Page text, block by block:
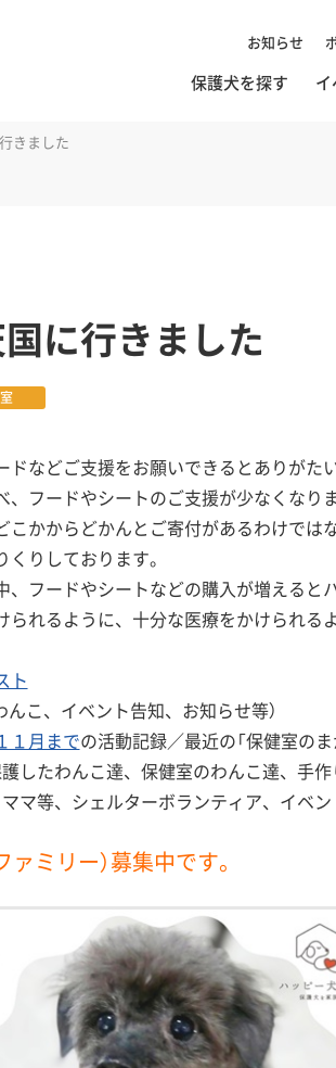
お知らせ
保護犬を探す
きました
に行きました
などご支援をお願いできるとありがたい
フードやシートのご支援が少なくなりま
かからどかんとご寄付があるわけではな
りしております。
フードやシートなどの購入が増えると
られるように、十分な医療をかけられ
ト
んこ、イベント告知、お知らせ等）
１月までの活動記録／最近の「保健室の
護したわんこ達、保健室のわんこ達、手作
ママ等、シェルターボランティア、イベン
ミリー）募集中です。